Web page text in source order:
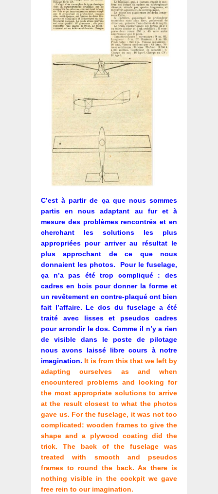
C’est à partir de ça que nous sommes
partis en nous adaptant au fur et à
mesure des problèmes rencontrés et en
cherchant les solutions les plus
appropriées pour arriver au résultat le
plus approchant de ce que nous
donnaient les photos. Pour le fuselage,
ça n’a pas été trop compliqué : des
cadres en bois pour donner la forme et
un revêtement en contre-plaqué ont bien
fait l’affaire. Le dos du fuselage a été
traité avec lisses et pseudos cadres
pour arrondir le dos. Comme il n’y a rien
de visible dans le poste de pilotage
nous avons laissé libre cours à notre
imagination. It is from this that we left by
adapting ourselves as and when
encountered problems and looking for
the most appropriate solutions to arrive
at the result closest to what the photos
gave us. For the fuselage, it was not too
complicated: wooden frames to give the
shape and a plywood coating did the
trick. The back of the fuselage was
treated with smooth and pseudos
frames to round the back. As there is
nothing visible in the cockpit we gave
free rein to our imagination.